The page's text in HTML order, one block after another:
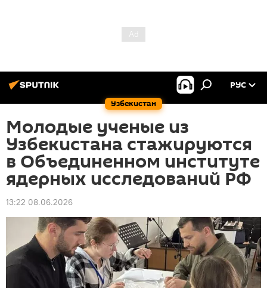
Узбекистан
РУС
Молодые ученые из
Узбекистана стажируются
в Объединенном институте
ядерных исследований РФ
13:22 08.06.2026